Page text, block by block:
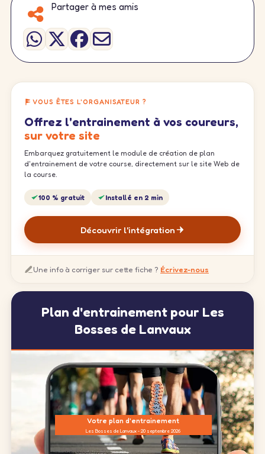
Partager à mes amis
VOUS ÊTES L'ORGANISATEUR ?
Offrez l'entrainement à vos coureurs,
sur votre site
Embarquez gratuitement le module de création de plan
d'entrainement de votre course, directement sur le site Web de
la course.
100 % gratuit Installé en 2 min
Découvrir l'intégration
Une info à corriger sur cette fiche ? Écrivez-nous
Plan d'entrainement pour Les
Bosses de Lanvaux
Votre plan d'entrainement
Les Bosses de Lanvaux - 20 septembre 2026